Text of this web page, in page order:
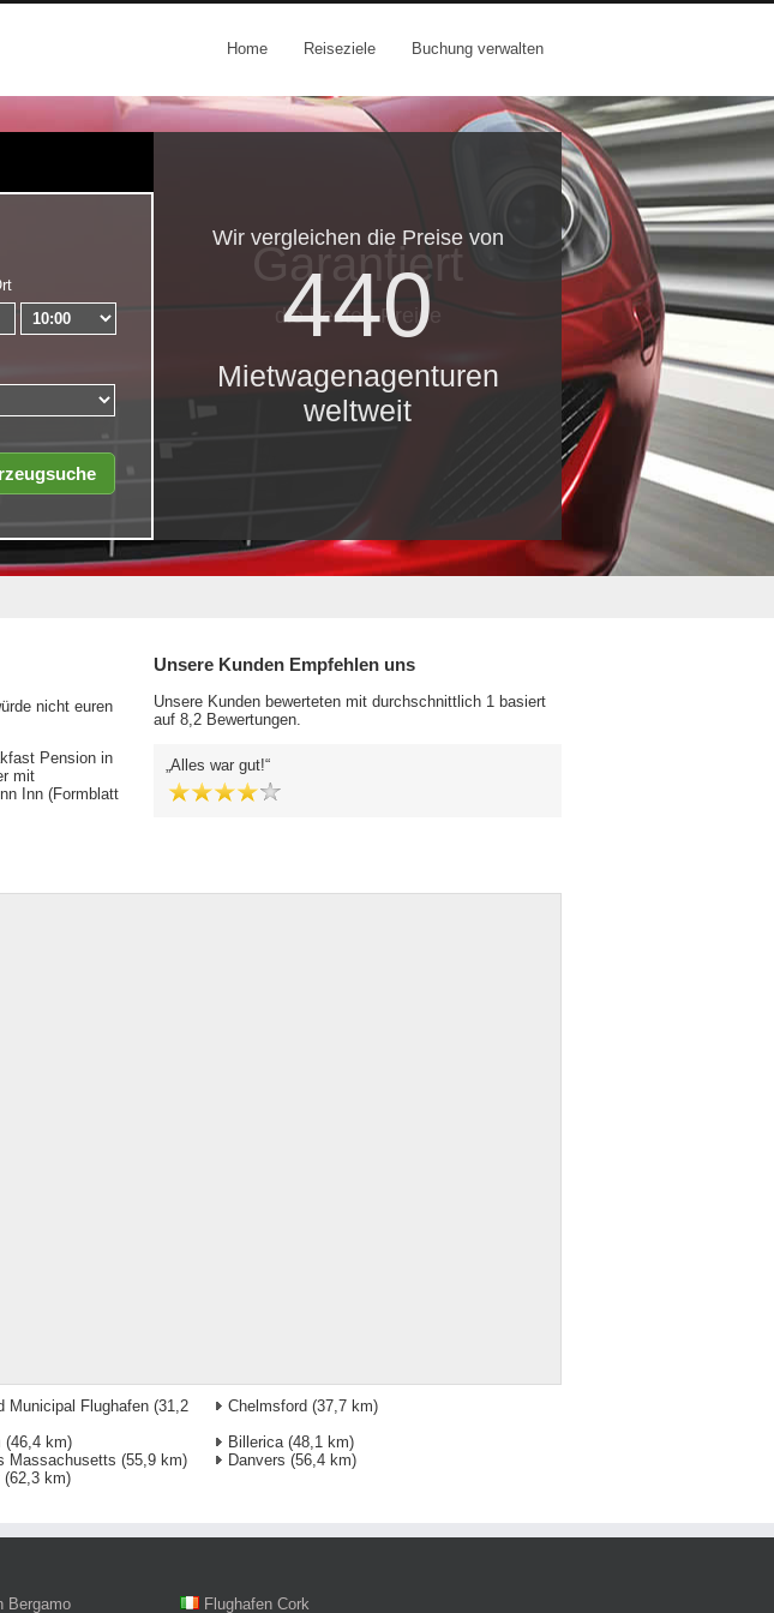
Home Reiseziele Buchung verwalten
Wir vergleichen die Preise von
440
Mietwagenagenturen
weltweit
Garantiert
die besten Preise
nicht euren
Pension in
mit
Inn (Formblatt
Unsere Kunden Empfehlen uns
Unsere Kunden bewerteten mit durchschnittlich 1 basiert
auf 8,2 Bewertungen.
Alles war gut!
Municipal Flughafen (31,2
Chelmsford (37,7 km)
(46,4 km) Billerica(48,1 km)
Massachusetts (55,9 km) Danvers (56,4 km)
(62,3 km)
Bergamo Flughafen Cork